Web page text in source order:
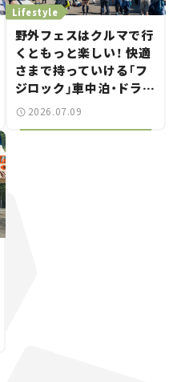
Lifestyle
野外フェスはクルマで行
くともっと楽しい！ 快適
さまで持っていける「フ
ジロック」車中泊・ドライ
ブガイド。
2026.07.09